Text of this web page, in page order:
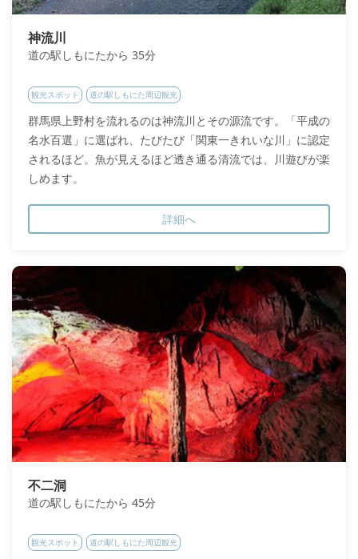
神流川
道の駅しもにたから 35分
観光スポット 道の駅しもにた周辺観光
群馬県上野村を流れるのは神流川とその源流です。「平成の
名水百選」に選ばれ、たびたび「関東一きれいな川」に認定
されるほど。魚が見えるほど透き通る清流では、川遊びが楽
しめます。
詳細へ
不二洞
道の駅しもにたから 45分
観光スポット 道の駅しもにた周辺観光